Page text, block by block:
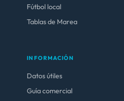
Fútbol local
Tablas de Marea
INFORMACIÓN
Datos útiles
Guía comercial